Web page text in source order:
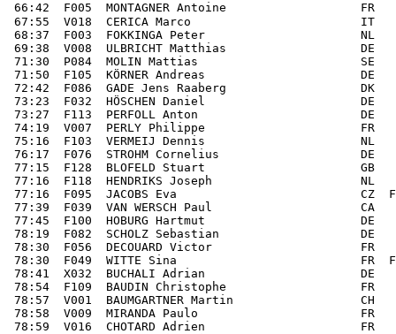
66:42  F005  MONTAGNER Antoine
67:55  V018  CERICA Marco
68:37  F003  FOKKINGA Peter                      NL     VS
69:38  V008  ULBRICHT
71:30  P084  MOLIN Mattias
71:50  F105  KÖRNER Andreas
72:42  F086  GADE Jens Raaberg                   DK     VS
73:23  F032  HÖSCHEN Daniel                      DE     VS
73:27  F113  PERFOLL Anton                       DE     VS
74:19  V007  PERLY Philippe                      FR
75:16  F103  VERMEIJ Dennis                      NL     VS
76:17  F076  STROHM Cornelius                    DE     VS
77:15  F128  BLOFELD Stuart                      GB     VS
77:16  F118  HENDRIKS Joseph                     NL
77:16  F095  JACOBS Eva                          CZ  F  VS
77:39  F039  VAN WERSCH Paul                     CA     VS
77:45  F100  HOBURG Hartmut                      DE
78:19  F082  SCHOLZ Sebastian                    DE     VS
78:30  F056  DECOUARD Victor                     FR
78:30  F049  WITTE Sina                          FR  F
78:41  X032  BUCHALI Adrian                      DE     VS
78:54  F109  BAUDIN Christophe                   FR
78:57  V001  BAUMGARTNER Martin                  CH
78:58  V009  MIRANDA Paulo                       FR
78:59  V016  CHOTARD Adrien                      FR